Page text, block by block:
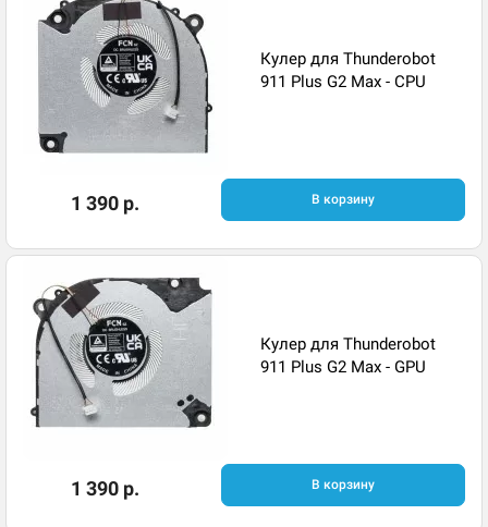
Кулер для Thunderobot
911 Plus G2 Max - CPU
1 390 р. В корзину
Кулер для Thunderobot
911 Plus G2 Max - GPU
1 390 р. В корзину